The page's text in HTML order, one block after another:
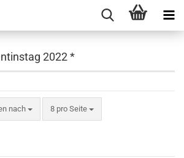
2022 *
nach
nach 8 pro Seite
pro Seite